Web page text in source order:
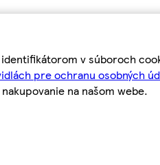
v súboroch
pre ochranu osobných
na našom webe.